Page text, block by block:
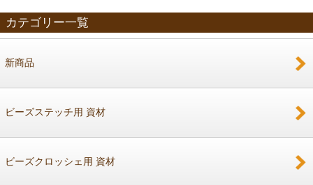
カテゴリー一覧
新商品
ビーズステッチ用 資材
ビーズクロッシェ用 資材